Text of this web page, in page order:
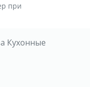
при
Кухонные